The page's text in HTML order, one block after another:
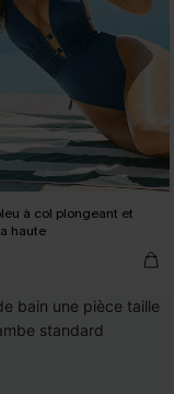
à col plongeant et
haute